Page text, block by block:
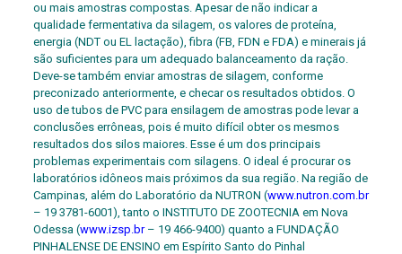
ou mais amostras compostas. Apesar de não indicar a
qualidade fermentativa da silagem, os valores de proteína,
energia (NDT ou EL lactação), fibra (FB, FDN e FDA) e minerais já
são suficientes para um adequado balanceamento da ração.
Deve-se também enviar amostras de silagem, conforme
preconizado anteriormente, e checar os resultados obtidos. O
uso de tubos de PVC para ensilagem de amostras pode levar a
conclusões errôneas, pois é muito difícil obter os mesmos
resultados dos silos maiores. Esse é um dos principais
problemas experimentais com silagens. O ideal é procurar os
laboratórios idôneos mais próximos da sua região. Na região de
Campinas, além do Laboratório da NUTRON (www.nutron.com.br
– 19 3781-6001), tanto o INSTITUTO DE ZOOTECNIA em Nova
Odessa (www.izsp.br– 19 466-9400) quanto a FUNDAÇÃO
PINHALENSE DE ENSINO em Espírito Santo do Pinhal